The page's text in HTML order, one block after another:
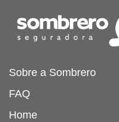
Sobre a Sombrero
FAQ
Home